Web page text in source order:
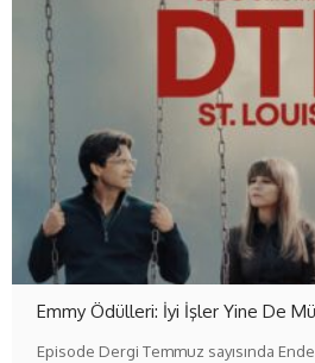
Emmy Ödülleri: İyi İşler Yine De
Episode Dergi Temmuz sayısında